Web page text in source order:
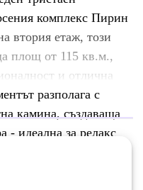
комплекс Пирин
втория етаж, този
площ от 115 кв.м.,
и отлична
разполага с
камина, създаваща
- идеална за релакс